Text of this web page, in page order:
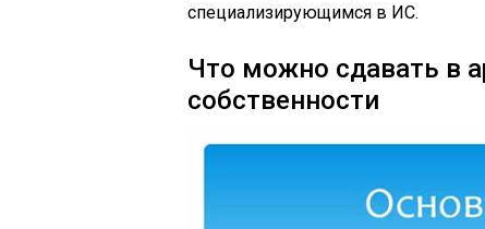
специализирующимся в ИС.
Что можно сдавать в
собственности